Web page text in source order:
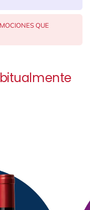
QUE